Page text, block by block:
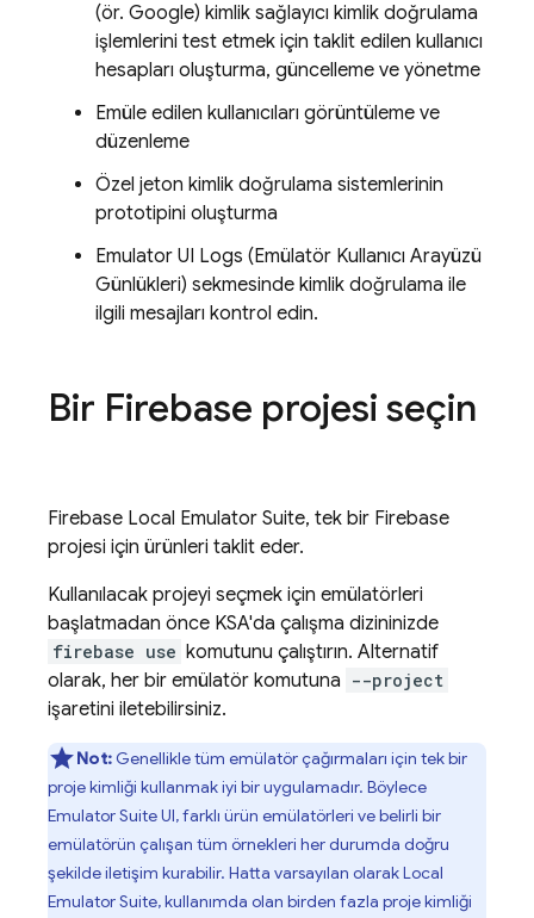
(ör. Google) kimlik sağlayıcı kimlik doğrulama
işlemlerini test etmek için taklit edilen kullanıcı
hesapları oluşturma, güncelleme ve yönetme
Emüle edilen kullanıcıları görüntüleme ve
düzenleme
Özel jeton kimlik doğrulama sistemlerinin
prototipini oluşturma
Emulator UI Logs (Emülatör Kullanıcı Arayüzü
Günlükleri) sekmesinde kimlik doğrulama ile
ilgili mesajları kontrol edin.
Bir Firebase projesi seçin
Firebase Local Emulator Suite, tek bir Firebase
projesi için ürünleri taklit eder.
Kullanılacak projeyi seçmek için emülatörleri
başlatmadan önce KSA'da çalışma dizininizde
firebase use komutunu çalıştırın. Alternatif
olarak, her bir emülatör komutuna --project
işaretini iletebilirsiniz.
Not: Genellikle tüm emülatör çağırmaları için tek bir
proje kimliği kullanmak iyi bir uygulamadır. Böylece
Emulator Suite UI, farklı ürün emülatörleri ve belirli bir
emülatörün çalışan tüm örnekleri her durumda doğru
şekilde iletişim kurabilir. Hatta varsayılan olarakLocal
Emulator Suite, kullanımda olan birden fazla proje kimliği